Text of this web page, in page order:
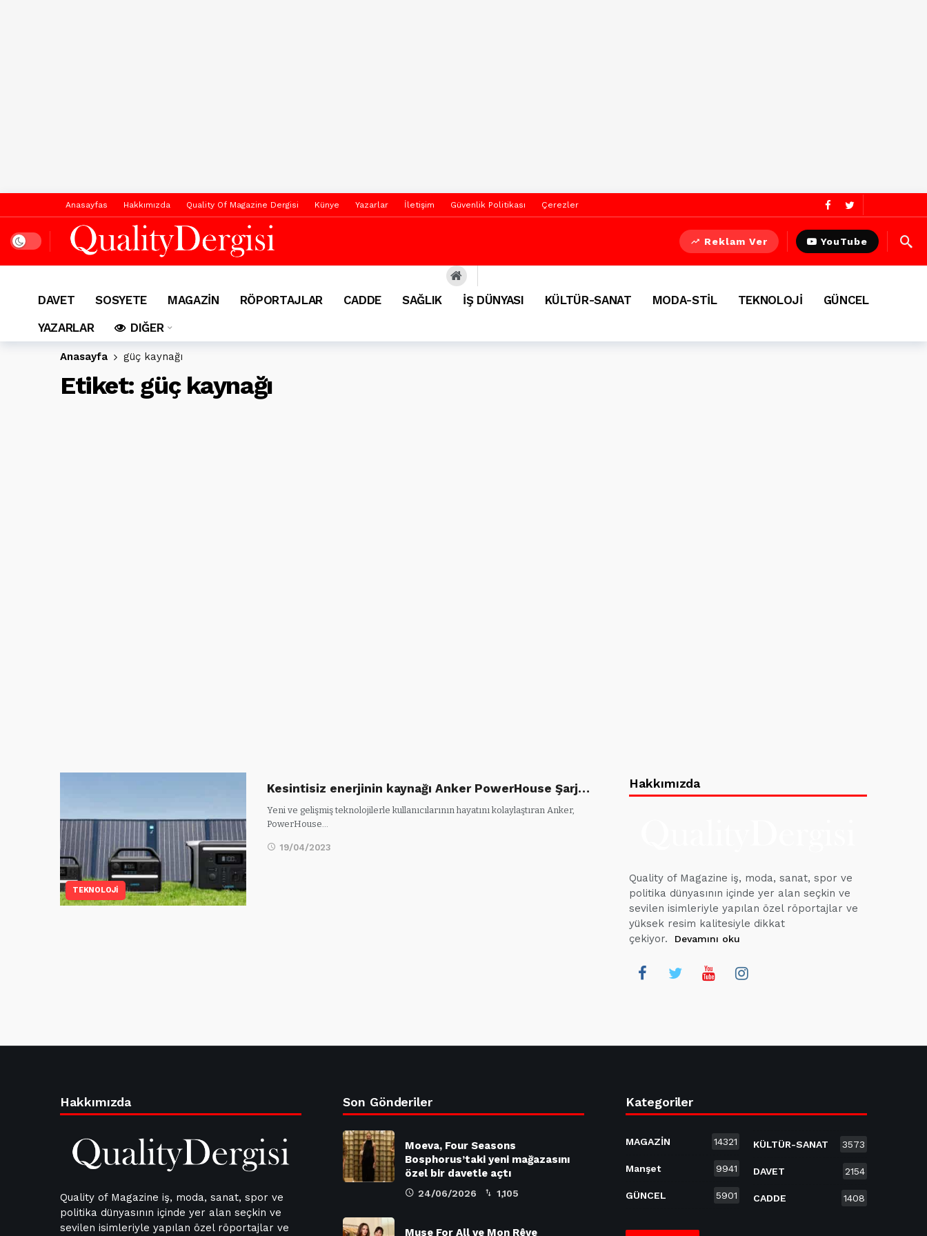
Anasayfas Hakkımızda Quality Of Magazine Dergisi Künye Yazarlar İletişim Güvenlik Politikası Çerezler
Dark mode Reklam Ver YouTube
DAVET SOSYETE MAGAZİN RÖPORTAJLAR CADDE SAĞLIK İŞ DÜNYASI KÜLTÜR-SANAT MODA-STİL TEKNOLOJİ
GÜNCEL
YAZARLAR
DIĞER
Anasayfa güç kaynağı
Etiket: güç kaynağı
TEKNOLOJİ
Kesintisiz enerjinin kaynağı Anker PowerHouse Şarj…
Yeni ve gelişmiş teknolojilerle kullanıcılarının hayatını kolaylaştıran Anker,
PowerHouse…
19/04/2023
Hakkımızda
Quality of Magazine iş, moda, sanat, spor ve
politika dünyasının içinde yer alan seçkin ve
sevilen isimleriyle yapılan özel röportajlar ve
yüksek resim kalitesiyle dikkat
çekiyor.
Devamını oku
Hakkımızda
Quality of Magazine iş, moda, sanat, spor ve
politika dünyasının içinde yer alan seçkin ve
sevilen isimleriyle yapılan özel röportajlar ve
Son Gönderiler
Moeva, Four Seasons
Bosphorus’taki yeni mağazasını
özel bir davetle açtı
24/06/2026 1,105
Muse For All ve Mon Rêve
Kategoriler
MAGAZİN 14321
Manşet 9941
GÜNCEL 5901
KÜLTÜR-SANAT 3573
DAVET 2154
CADDE 1408